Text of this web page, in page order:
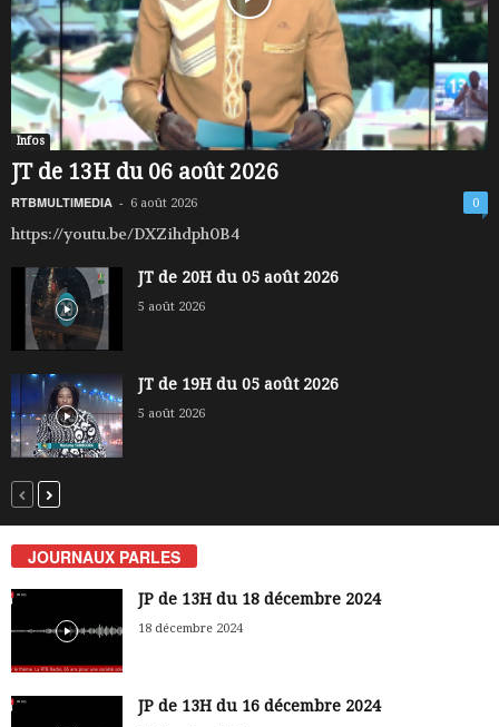
Infos
JT de 13H du 06 août 2026
RTBMULTIMEDIA - 6 août 2026 0
https://youtu.be/DXZihdph0B4
JT de 20H du 05 août 2026
5 août 2026
JT de 19H du 05 août 2026
5 août 2026
JOURNAUX PARLES
JP de 13H du 18 décembre 2024
18 décembre 2024
JP de 13H du 16 décembre 2024